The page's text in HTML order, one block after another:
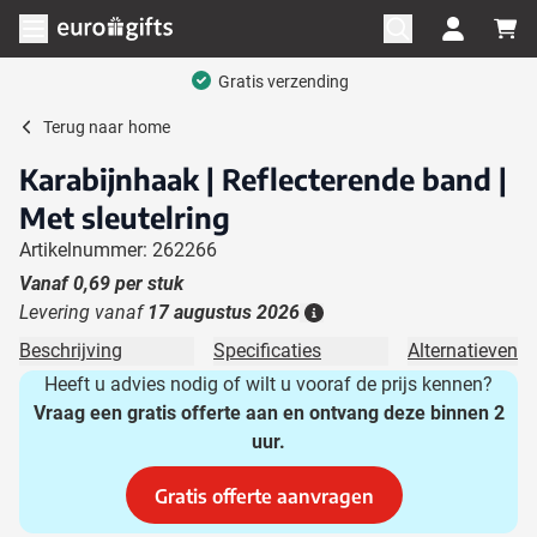
Ga naar de inhoud
Menu openen
Gratis verzending
Terug naar home
Karabijnhaak | Reflecterende band |
Met sleutelring
Artikelnummer: 262266
Vanaf0,69 per stuk
Levering vanaf 17 augustus 2026
Beschrijving Specificaties
Alternatieven
Heeft u advies nodig of wilt u vooraf de prijs kennen?
Vraag een gratis offerte aan en ontvang deze binnen 2
uur.
Gratis offerte aanvragen